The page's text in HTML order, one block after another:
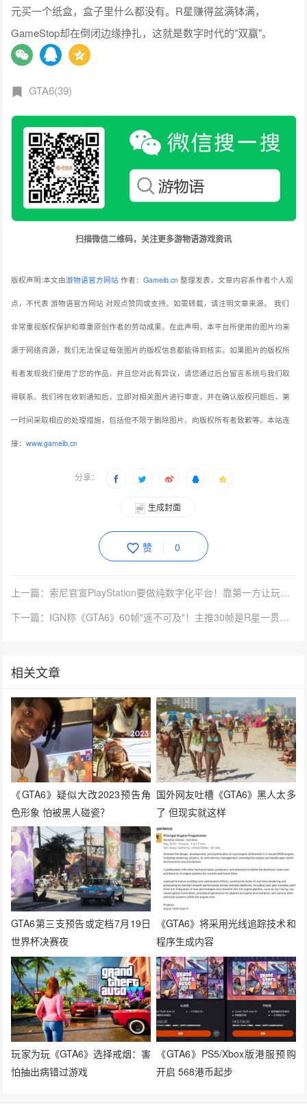
元买一个纸盒，盒子里什么都没有。R星赚得盆满钵满，
GameStop却在倒闭边缘挣扎，这就是数字时代的"双赢"。
GTA6(39)
扫描微信二维码，关注更多游物语游戏资讯
版权声明:本文由游物语官方网站 作者：Gameib.cn 整理发表，文章内容系作者个人观
点，不代表 游物语官方网站 对观点赞同或支持。如需转载，请注明文章来源。 我们
非常重视版权保护和尊重原创作者的劳动成果。在此声明，本平台所使用的图片均来
源于网络资源，我们无法保证每张图片的版权信息都能得到核实。如果图片的版权所
有者发现我们使用了您的作品，并且您对此有异议，请您通过后台留言系统与我们取
得联系。我们将在收到通知后，立即对相关图片进行审查，并在确认版权问题后，第
一时间采取相应的处理措施，包括但不限于删除图片、向版权所有者致歉等。本站连
接：www.gameib.cn
分享：
生成封面
赞 0
上一篇：索尼官宣PlayStation要做纯数字化平台！靠第一方让玩家忠诚
下一篇：IGN称《GTA6》60帧"遥不可及"！主推30帧是R星一贯传统
相关文章
《GTA6》疑似大改2023预告角
色形象 怕被黑人碰瓷？
国外网友吐槽《GTA6》黑人太多
了 但现实就这样
GTA6第三支预告或定档7月19日
世界杯决赛夜
《GTA6》将采用光线追踪技术和
程序生成内容
玩家为玩《GTA6》选择戒烟：害
怕抽出病错过游戏
《GTA6》PS5/Xbox版港服预购
开启 568港币起步